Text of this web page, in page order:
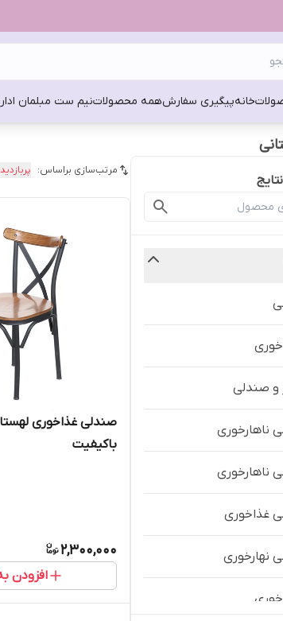
خانهپیگیری سفارشهمه محصولاتنیم ست مبلمان
و صندلی
ناهارخوری
ناهارخوری
غذاخوری
نهارخوری
مرتب‌سازی براساس:
صندلی غذاخوری
باکیفیت
2,300,000
افزودن